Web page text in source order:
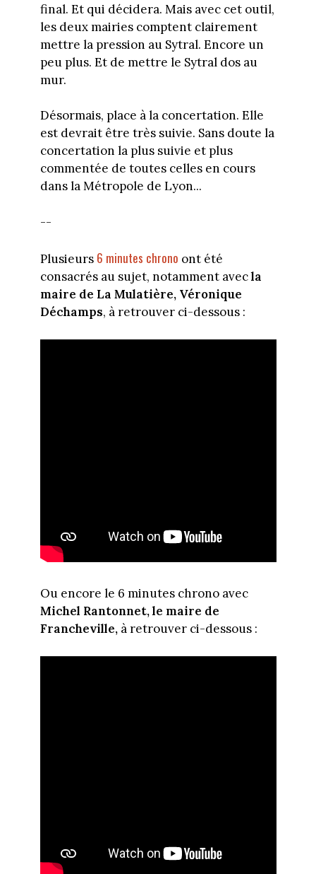
final. Et qui décidera. Mais avec cet outil,
les deux mairies comptent clairement
mettre la pression au Sytral. Encore un
peu plus. Et de mettre le Sytral dos au
mur.
Désormais, place à la concertation. Elle
est devrait être très suivie. Sans doute la
concertation la plus suivie et plus
commentée de toutes celles en cours
dans la Métropole de Lyon...
--
Plusieurs 6 minutes chrono ont été
consacrés au sujet, notamment avecla
maire de La Mulatière, Véronique
Déchamps, à retrouver ci-dessous :
Ou encore le 6 minutes chrono avec
Michel Rantonnet, le maire de
Francheville,à retrouver ci-dessous :